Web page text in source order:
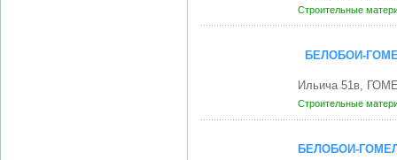
Строительные
БЕЛОБОИ-
Ильича 51в,
Строительные
БЕЛОБОИ-